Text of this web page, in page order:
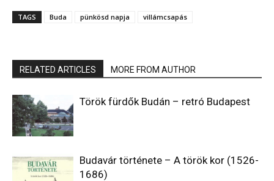
TAGS Buda pünkösd napja villámcsapás
RELATED ARTICLES MORE FROM AUTHOR
Török fürdők Budán – retró Budapest
Budavár története – A török kor (1526-
1686)